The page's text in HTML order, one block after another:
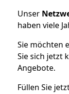
Unser
haben viele
Sie möchten
Sie sich jetzt
Angebote.
Füllen Sie